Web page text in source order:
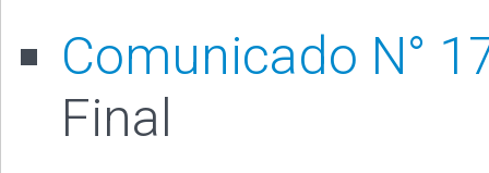
Comunicado N°
Final